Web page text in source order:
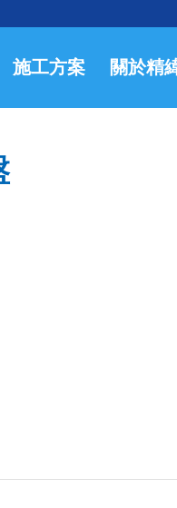
施工方案 關於精